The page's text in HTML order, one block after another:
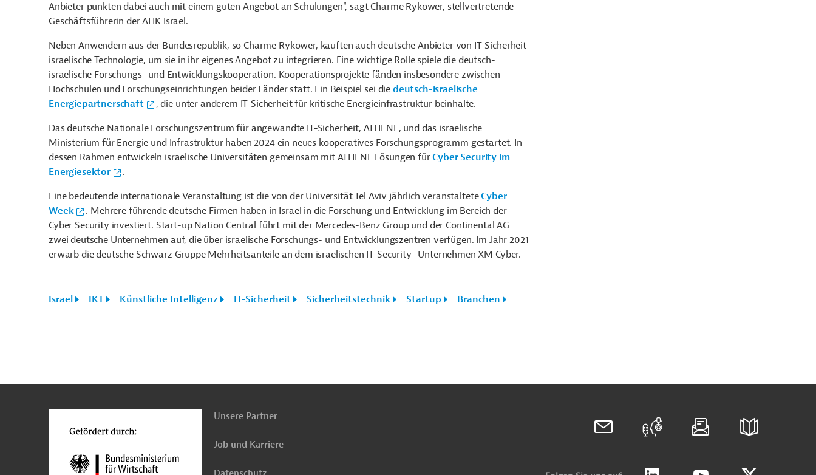
Anbieter punkten dabei auch mit einem guten Angebot an Schulungen", sagt Charme Rykower, stellvertretende
Geschäftsführerin der AHK Israel.
Neben Anwendern aus der Bundesrepublik, so Charme Rykower, kauften auch deutsche Anbieter von IT-Sicherheit
israelische Technologie, um sie in ihr eigenes Angebot zu integrieren. Eine wichtige Rolle spiele die deutsch-
israelische Forschungs- und Entwicklungskooperation. Kooperationsprojekte fänden insbesondere zwischen
Hochschulen und Forschungseinrichtungen beider Länder statt. Ein Beispiel sei die deutsch-israelische
Energiepartnerschaft
, die unter anderem IT-Sicherheit für kritische Energieinfrastruktur beinhalte.
Das deutsche Nationale Forschungszentrum für angewandte IT-Sicherheit, ATHENE, und das israelische
Ministerium für Energie und Infrastruktur haben 2024 ein neues kooperatives Forschungsprogramm gestartet. In
dessen Rahmen entwickeln israelische Universitäten gemeinsam mit ATHENE Lösungen fürCyber Security im
Energiesektor
.
Eine bedeutende internationale Veranstaltung ist die von der Universität Tel Aviv jährlich veranstalteteCyber
Week
. Mehrere führende deutsche Firmen haben in Israel in die Forschung und Entwicklung im Bereich der
Cyber Security investiert. Start-up Nation Central führt mit der Mercedes-Benz Group und der Continental AG
zwei deutsche Unternehmen auf, die über israelische Forschungs- und Entwicklungszentren verfügen. Im Jahr 2021
erwarb die deutsche Schwarz Gruppe Mehrheitsanteile an dem israelischen IT-Security- Unternehmen XM Cyber.
Israel IKT Künstliche Intelligenz IT-Sicherheit Sicherheitstechnik Startup Branchen
oben
Unsere Partner
Job und Karriere